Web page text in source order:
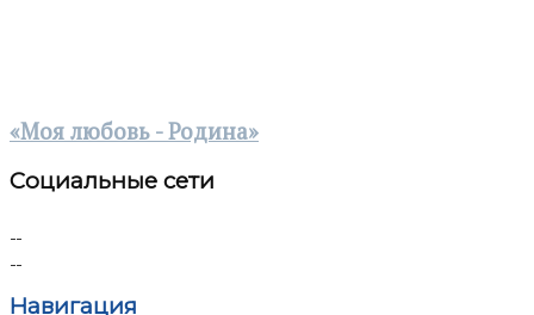
«Моя любовь - Родина»
Социальные сети
Навигация